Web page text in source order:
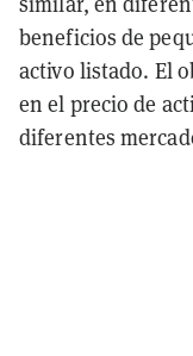
beneficios de
activo listado. El
en el precio de
diferentes